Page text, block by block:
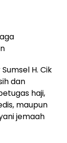
H. Cik
dan
haji,
maupun
jemaah